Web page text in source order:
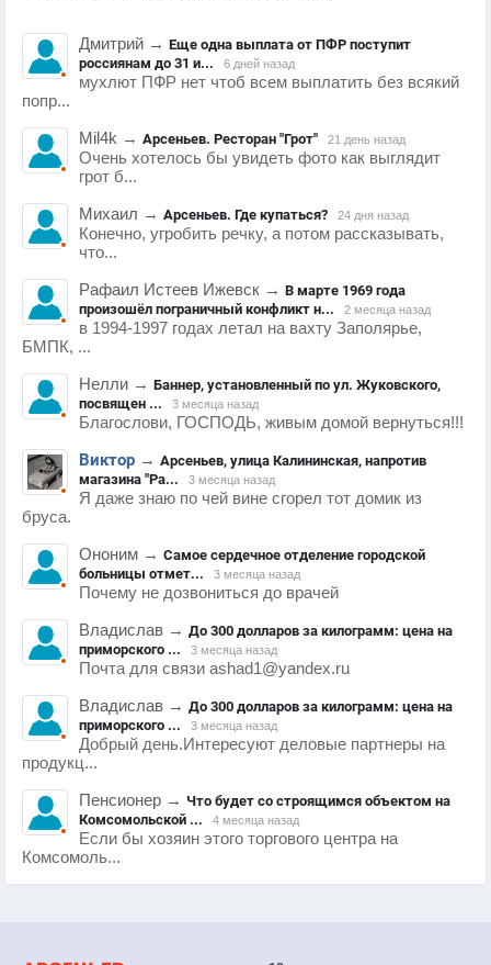
Дмитрий → Еще одна выплата от ПФР поступит
россиянам до 31 и...
6 дней назад
мухлют ПФР нет чтоб всем выплатить без всякий
попр...
Mil4k → Арсеньев. Ресторан "Грот" 21 день назад
Очень хотелось бы увидеть фото как выглядит
грот б...
Михаил → Арсеньев. Где купаться? 24 дня назад
Конечно, угробить речку, а потом рассказывать,
что...
Рафаил Истеев Ижевск → В марте 1969 года
произошёл пограничный конфликт н...
2 месяца назад
в 1994-1997 годах летал на вахту Заполярье,
БМПК, ...
Нелли → Баннер, установленный по ул. Жуковского,
посвящен ...
3 месяца назад
Благослови, ГОСПОДЬ, живым домой вернуться!!!
Виктор → Арсеньев, улица Калининская, напротив
магазина "Ра...
3 месяца назад
Я даже знаю по чей вине сгорел тот домик из
бруса.
Ононим → Самое сердечное отделение городской
больницы отмет...
3 месяца назад
Почему не дозвониться до врачей
Владислав → До 300 долларов за килограмм: цена на
приморского ...
3 месяца назад
Почта для связи ashad1@yandex.ru
Владислав → До 300 долларов за килограмм: цена на
приморского ...
3 месяца назад
Добрый день.Интересуют деловые партнеры на
продукц...
Пенсионер → Что будет со строящимся объектом на
Комсомольской ...
4 месяца назад
Если бы хозяин этого торгового центра на
Комсомоль...